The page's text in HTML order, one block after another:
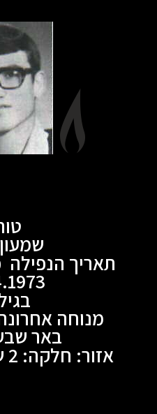
תאריך
בגיל
מנוחה
באר
אזור: חלקה: 2 שורה: 2 קבר : 7